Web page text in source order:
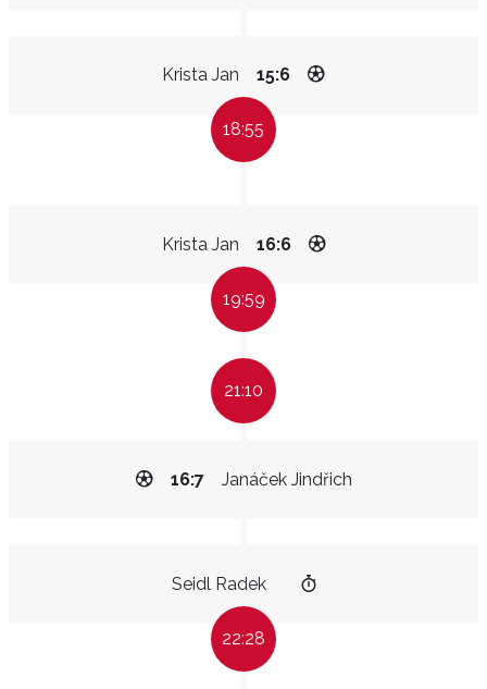
Krista Jan 15:6
18:55
Krista Jan 16:6
19:59
21:10
Janáček Jindřich
16:7
Seidl Radek
22:28